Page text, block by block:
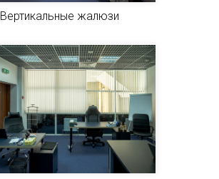
Вертикальные жалюзи